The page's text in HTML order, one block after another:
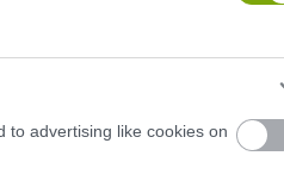
to advertising like cookies on
marhahús és a
energiát igényel,